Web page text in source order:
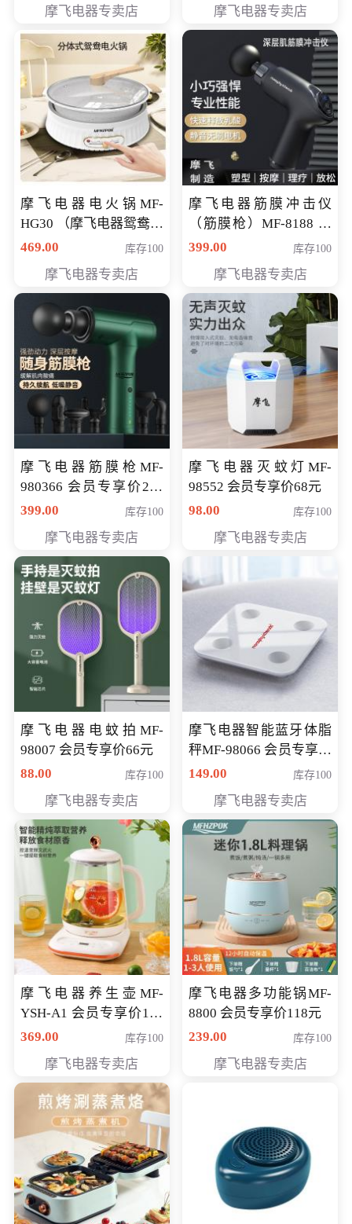
摩飞电器专卖店 摩飞电器专卖店
摩飞电器电火锅MF-
HG30 （摩飞电器鸳鸯锅
MF-HG30 ） 会员专享价
469.00 库存100
摩飞电器专卖店
摩飞电器筋膜冲击仪
（筋膜枪）MF-8188 会
员专享价268元
399.00 库存100
摩飞电器专卖店
摩飞电器筋膜枪MF-
980366 会员专享价299
元
399.00 库存100
摩飞电器专卖店
摩飞电器灭蚊灯MF-
98552 会员专享价68元
98.00
库存100
摩飞电器专卖店
摩飞电器电蚊拍MF-
98007 会员专享价66元
88.00
库存100
摩飞电器专卖店
摩飞电器智能蓝牙体脂
秤MF-98066 会员专享价
98元
149.00 库存100
摩飞电器专卖店
摩飞电器养生壶MF-
YSH-A1 会员专享价198
元
369.00 库存100
摩飞电器专卖店
摩飞电器多功能锅MF-
8800 会员专享价118元
239.00
库存100
摩飞电器专卖店